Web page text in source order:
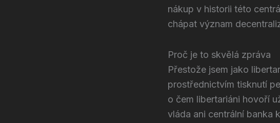
nákup v historii této
chápat význam
Proč je to skvělá zpráva
Přestože jsem jako
prostřednictvím tisknutí
o čem libertariáni hovoří
vláda ani centrální banka